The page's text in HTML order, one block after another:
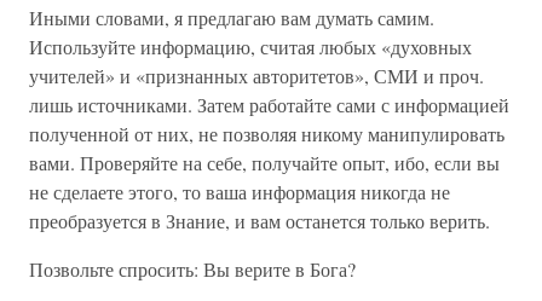
Иными словами, я предлагаю вам думать самим.
Используйте информацию, считая любых «духовных
учителей» и «признанных авторитетов», СМИ и проч.
лишь источниками. Затем работайте сами с информацией
полученной от них, не позволяя никому манипулировать
вами. Проверяйте на себе, получайте опыт, ибо, если вы
не сделаете этого, то ваша информация никогда не
преобразуется в Знание, и вам останется только верить.
Позвольте спросить: Вы верите в Бога?